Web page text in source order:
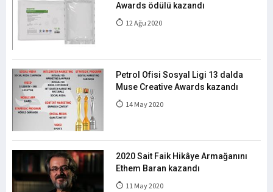
Awards ödülü kazandı
12 Ağu 2020
Petrol Ofisi Sosyal Ligi 13 dalda
Muse Creative Awards kazandı
14 May 2020
2020 Sait Faik Hikâye Armağanını
Ethem Baran kazandı
11 May 2020